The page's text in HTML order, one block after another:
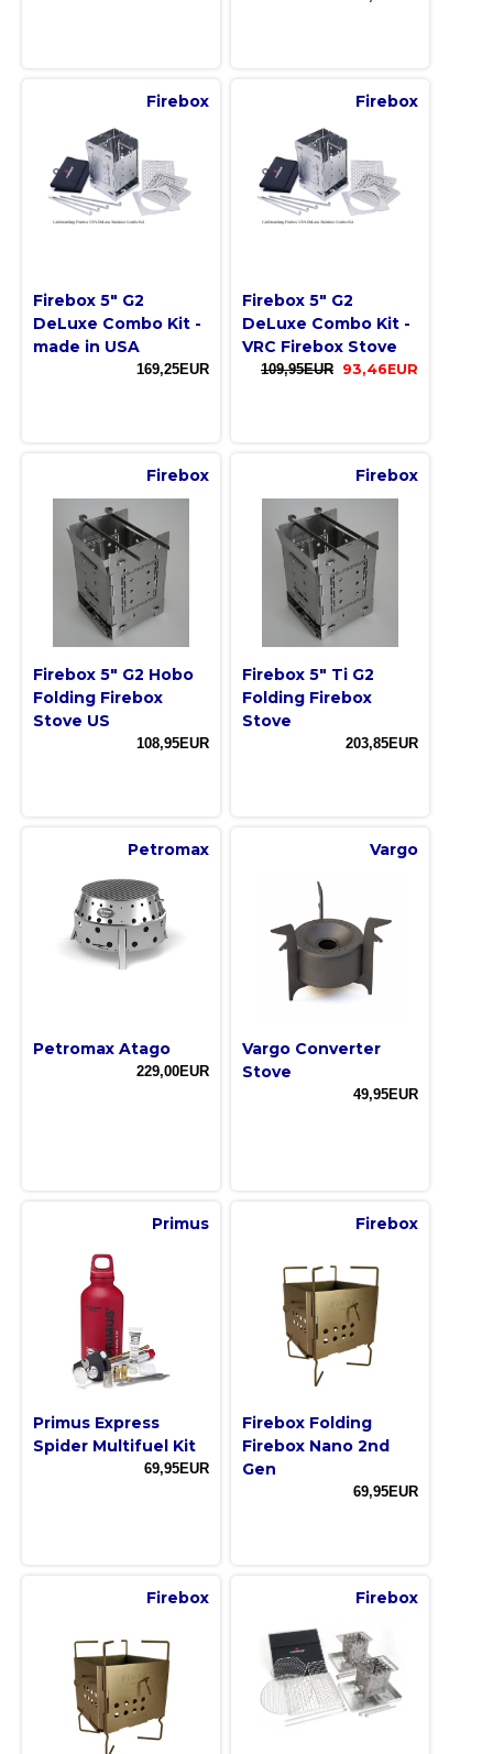
Firebox
Firebox 5" G2
DeLuxe Combo Kit -
made in USA
169,25EUR
Firebox
Firebox 5" G2
DeLuxe Combo Kit -
VRC Firebox Stove
109,95EUR 93,46EUR
Firebox
Firebox 5" G2 Hobo
Folding Firebox
Stove US
108,95EUR
Firebox
Firebox 5" Ti G2
Folding Firebox
Stove
203,85EUR
Petromax
Petromax Atago
229,00EUR
Vargo
Vargo Converter
Stove
49,95EUR
Primus
Primus Express
Spider Multifuel Kit
69,95EUR
Firebox
Firebox Folding
Firebox Nano 2nd
Gen
69,95EUR
Firebox Firebox